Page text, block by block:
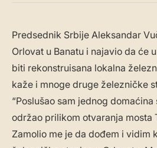
Predsednik Srbije Aleksandar
Orlovat u Banatu i najavio da će
biti rekonstruisana lokalna
kaže i mnoge druge železničke
“Poslušao sam jednog
održao prilikom otvaranja mosta
Zamolio me je da dođem i vidim